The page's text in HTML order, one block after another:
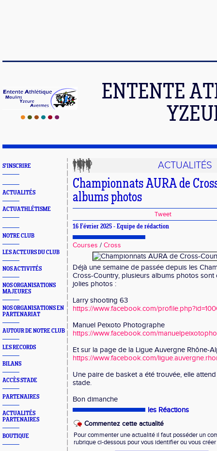
ENTENTE
S'INSCRIRE
ACTUALITÉS
ACTUATHLÉTISME
NOTRE CLUB
LES ACTEURS DU CLUB
NOS ACTIVITÉS
NOS ORGANISATIONS
MAJEURES
NOS ORGANISATIONS EN
PARTENARIAT
AUTOUR DE NOTRE CLUB
LES RECORDS
BILANS
ACCÈS STADE
PARTENAIRES
ACTUALITÉS
PARTENAIRES
BOUTIQUE
ACTUALITÉS
Championnats AURA de
albums photos
Tweet
16 Février 2025 - Equipe de rédaction
Courses / Cross
Déjà une semaine de passée depuis les
Cross-Country, plusieurs albums photos
jolies photos :
Larry shooting 63
https://www.facebook.com/
Manuel Peixoto Photographe
https://www.facebook.com/
Et sur la page de la Ligue Auvergne Rhône-
https://www.facebook.com/
Une paire de basket a été trouvée, elle
stade.
Bon dimanche
les Réactions
Commentez cette actualité
Pour commenter une actualité il faut posséder un
rubrique ci-dessous pour vous identifier ou vous